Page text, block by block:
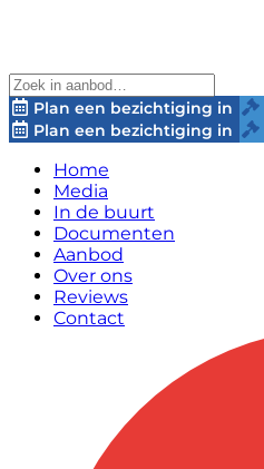
Plan een bezichtiging in
Plan een bezichtiging in
Home
Media
In de buurt
Documenten
Aanbod
Over ons
Reviews
Contact